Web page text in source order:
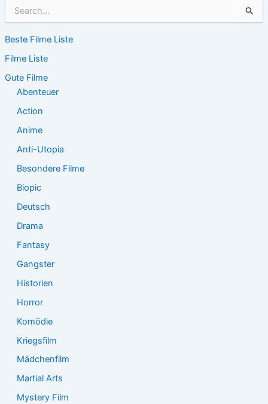
h
n
n
Beste Filme Liste
Filme Liste
Gute Filme
Abenteuer
Action
Anime
Anti-Utopia
Besondere Filme
Biopic
Deutsch
Drama
Fantasy
Gangster
Historien
Horror
Komödie
Kriegsfilm
Mädchenfilm
Martial Arts
Mystery Film